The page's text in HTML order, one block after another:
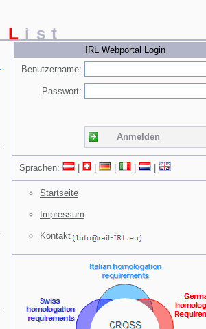
L ist
IRL Webportal Login
Benutzername:
Passwort:
Anmelden
Sprachen:
Startseite
Impressum
Kontakt